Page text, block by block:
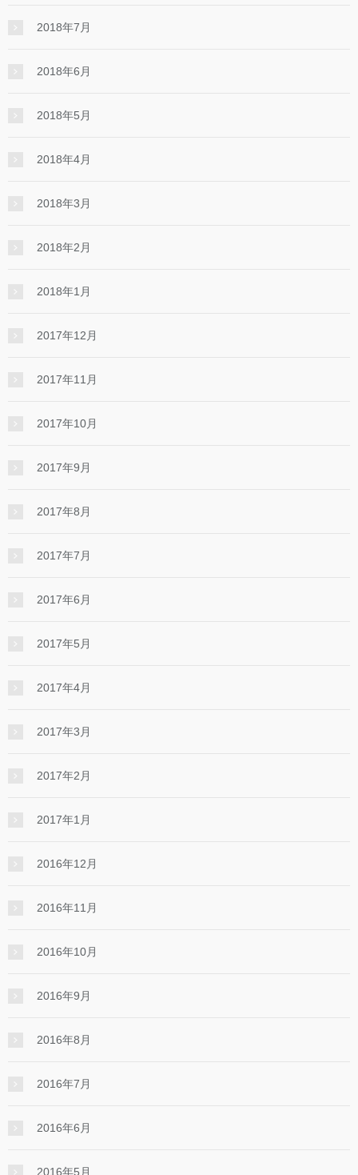
2018年7月
2018年6月
2018年5月
2018年4月
2018年3月
2018年2月
2018年1月
2017年12月
2017年11月
2017年10月
2017年9月
2017年8月
2017年7月
2017年6月
2017年5月
2017年4月
2017年3月
2017年2月
2017年1月
2016年12月
2016年11月
2016年10月
2016年9月
2016年8月
2016年7月
2016年6月
2016年5月